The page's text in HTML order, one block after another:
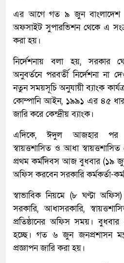
এর আগে গত ৯ জুন বাংলাদেশ
অফসাইট সুপারভিশন থেকে এ
ক‌রা হয়।
নির্দেশনায় বলা হয়, সরকার
অনুবর্তনে পরবর্তী নির্দেশনা না
নতুন সময়সূচি অনুযায়ী ব্যাংক
কোম্পানি আইন, ১৯৯১ এর ৪৫
জারি করে কেন্দ্রীয় ব্যাংক।
এদিকে, ঈদুল আজহার পর
স্বায়ত্তশাসিত ও আধা স্বায়ত্তশাসিত
প্রথম কর্মদিবস আজ বুধবার (১৯
অফিস করবেন সরকারি কর্মকর্তা-
স্বাভাবিক নিয়মে (৮ ঘণ্টা
সরকারি, আধাসরকারি,
প্রতিষ্ঠানের অফিস সময়। বুধবার
হচ্ছে। গত ৬ জুন জনপ্রশাসন
প্রজ্ঞাপন জারি করা হয়।